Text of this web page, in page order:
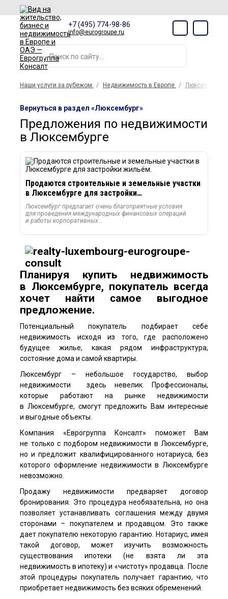
+7 (495) 774-98-86
info@eurogroupe.ru
Наши услуги за рубежом Недвижимость в Европе Люксембург
Вернуться в раздел «Люксембург»
Предложения по недвижимости
в Люксембурге
Продаются строительные и земельные участки
в Люксембурге для застройки…
Люксембург предлагает очень благоприятные условия
для проведения международных финансовых операций
и работы корпоративных…
Планируя купить недвижимость
в Люксембурге, покупатель всегда
хочет найти самое выгодное
предложение.
Потенциальный покупатель подбирает себе
недвижимость исходя из того, где расположено
будущее жилье, какая рядом инфраструктура,
состояние дома и самой квартиры.
Люксембург – небольшое государство, выбор
недвижимости здесь невелик. Профессионалы,
которые работают на рынке недвижимости
в Люксембурге, смогут предложить Вам интересные
и выгодные объекты.
Компания «Еврогруппа Консалт» поможет Вам
не только с подбором недвижимости в Люксембурге,
но и предложит квалифицированного нотариуса, без
которого оформление недвижимости в Люксембурге
невозможно.
Продажу недвижимости предваряет договор
бронирования. Это процедура необязательна, но она
позволяет устанавливать соглашения между двумя
сторонами – покупателем и продавцом. Это также
дает покупателю некоторую гарантию. Нотариус, имея
такой договор, может изучить возможность
существования ипотеки (не взята ли эта
недвижимость в ипотеку) и «чистоту» продавца. После
этой процедуры покупатель получает гарантию, что
приобретает недвижимость без всяких обременений.